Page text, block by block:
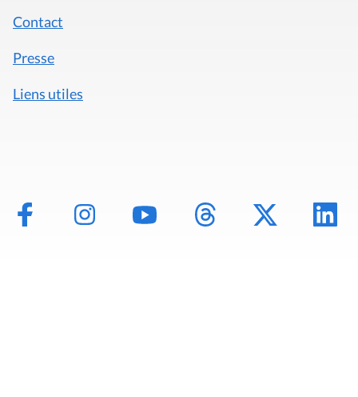
Contact
Presse
Liens utiles